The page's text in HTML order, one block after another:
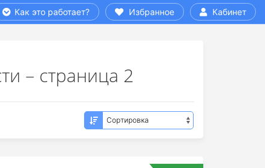
Как это работает? Избранное Кабинет
– страница 2